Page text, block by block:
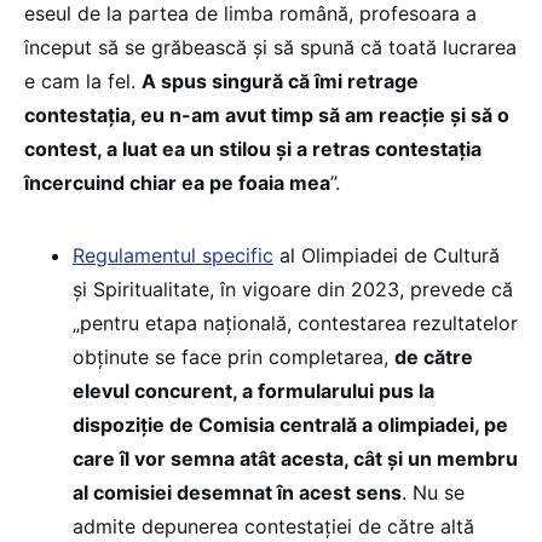
eseul de la partea de limba română, profesoara a
început să se grăbească și să spună că toată lucrarea
e cam la fel. A spus singură că îmi retrage
contestația, eu n-am avut timp să am reacție și să o
contest, a luat ea un stilou și a retras contestația
încercuind chiar ea pe foaia mea”.
Regulamentul specific al Olimpiadei de Cultură
și Spiritualitate, în vigoare din 2023, prevede că
„pentru etapa națională, contestarea rezultatelor
obținute se face prin completarea, de către
elevul concurent, a formularului pus la
dispoziţie de Comisia centrală a olimpiadei, pe
care îl vor semna atât acesta, cât şi un membru
al comisiei desemnat în acest sens. Nu se
admite depunerea contestaţiei de către altă